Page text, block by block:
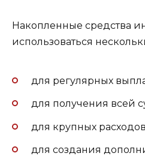
Накопленные средства
использоваться
для регулярных
для получения всей
для крупных
для создания